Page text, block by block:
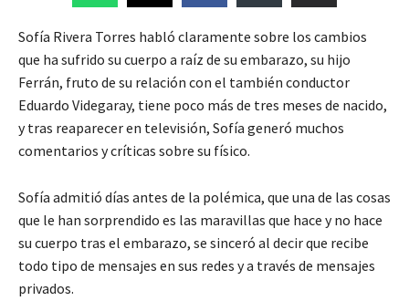
Sofía Rivera Torres habló claramente sobre los cambios
que ha sufrido su cuerpo a raíz de su embarazo, su hijo
Ferrán, fruto de su relación con el también conductor
Eduardo Videgaray, tiene poco más de tres meses de nacido,
y tras reaparecer en televisión, Sofía generó muchos
comentarios y críticas sobre su físico.
Sofía admitió días antes de la polémica, que una de las cosas
que le han sorprendido es las maravillas que hace y no hace
su cuerpo tras el embarazo, se sinceró al decir que recibe
todo tipo de mensajes en sus redes y a través de mensajes
privados.